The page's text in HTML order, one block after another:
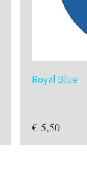
Royal Blue
€5,50